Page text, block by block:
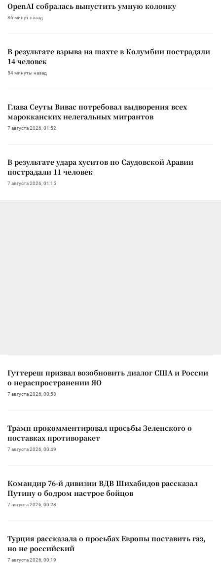
OpenAI собралась выпустить умную колонку
36 минут назад
В результате взрыва на шахте в Колумбии пострадали
14 человек
54 минуты назад
Глава Сеуты Вивас потребовал выдворения всех
марокканских нелегальных мигрантов
7 августа 2026, 01:52
В результате удара хуситов по Саудовской Аравии
пострадали 11 человек
7 августа 2026, 01:15
Гуттереш призвал возобновить диалог США и России
о нераспространении ЯО
7 августа 2026, 00:58
Трамп прокомментировал просьбы Зеленского о
поставках противоракет
7 августа 2026, 00:49
Командир 76-й дивизии ВДВ Шихабидов рассказал
Путину о бодром настрое бойцов
7 августа 2026, 00:28
Турция рассказала о просьбах Европы поставить газ,
но не российский
7 августа 2026, 00:19